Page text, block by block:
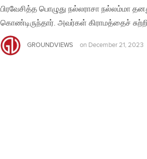
பிரவேசித்த பொழுது நல்லராசா நல்லம்மா
கொண்டிருந்தார். அவர்கள் கிராமத்தைச்
GROUNDVIEWS on December 21, 2023